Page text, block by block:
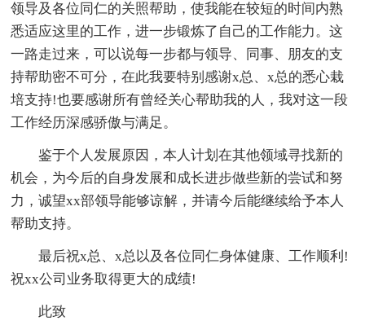
领导及各位同仁的关照帮助，使我能在较短的时间内熟
悉适应这里的工作，进一步锻炼了自己的工作能力。这
一路走过来，可以说每一步都与领导、同事、朋友的支
持帮助密不可分，在此我要特别感谢x总、x总的悉心栽
培支持!也要感谢所有曾经关心帮助我的人，我对这一段
工作经历深感骄傲与满足。
鉴于个人发展原因，本人计划在其他领域寻找新的
机会，为今后的自身发展和成长进步做些新的尝试和努
力，诚望xx部领导能够谅解，并请今后能继续给予本人
帮助支持。
最后祝x总、x总以及各位同仁身体健康、工作顺利!
祝xx公司业务取得更大的成绩!
此致